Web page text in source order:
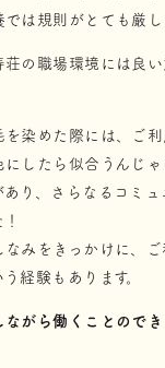
は規則がとても厳し
荘の職場環境には良
を染めた際には、ご
にしたら似合うんじ
あり、さらなるコミ
なみをきっかけに、
経験もあります。
ながら働くことので